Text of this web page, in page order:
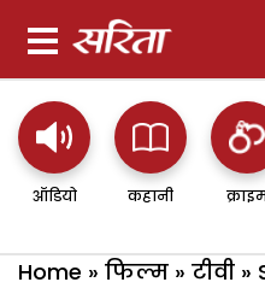
ऑडियो कहानी
Home » फिल्म » टीवी »